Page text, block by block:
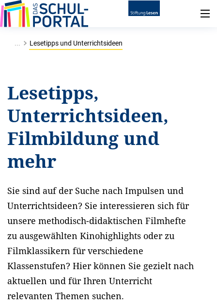
... Lesetipps und Unterrichtsideen
Lesetipps,
Unterrichtsideen,
Filmbildung und
mehr
Sie sind auf der Suche nach Impulsen und
Unterrichtsideen? Sie interessieren sich für
unsere methodisch-didaktischen Filmhefte
zu ausgewählten Kinohighlights oder zu
Filmklassikern für verschiedene
Klassenstufen? Hier können Sie gezielt nach
aktuellen und für Ihren Unterricht
relevanten Themen suchen.